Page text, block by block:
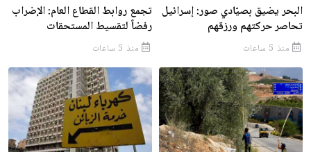
البحر يضيق بصيّادي صور: إسرائيل
تحاصر حركتهم ورزقهم
منذ 5 ساعات
تجمع روابط القطاع العام: الإضراب
رفضاً لتقسيط المستحقات
منذ 5 ساعات